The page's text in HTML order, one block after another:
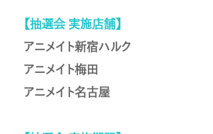
【抽選会 実施店舗】
アニメイト新宿ハルク
アニメイト梅田
アニメイト名古屋